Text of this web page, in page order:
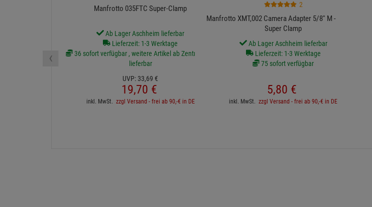
Manfrotto 035FTC Super-Clamp
Ab Lager Aschheim lieferbar
Lieferzeit: 1-3 Werktage
36 sofort verfügbar , weitere Artikel ab Zentrallager
lieferbar
UVP: 33,69 €
19,70 €
inkl. MwSt. zzgl Versand - frei ab 90,-€ in DE
2
Manfrotto XMT,002 Camera Adapter 5/8'' M - M10 für
Super Clamp
Ab Lager Aschheim lieferbar
Lieferzeit: 1-3 Werktage
75 sofort verfügbar
5,80 €
inkl. MwSt. zzgl Versand - frei ab 90,-€ in DE
‹